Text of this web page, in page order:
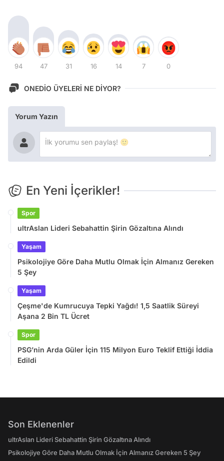
94 47 31 16 14 7 0
ONEDİO ÜYELERİ NE DİYOR?
Yorum Yazın
En Yeni İçerikler!
Spor
ultrAslan Lideri Sebahattin Şirin Gözaltına Alındı
Yaşam
Psikolojiye Göre Daha Mutlu Olmak İçin Almanız Gereken
5 Şey
Yaşam
Çeşme'de Kumrucuya Tepki Yağdı! 1,5 Saatlik Süreyi
Aşana 2 Bin TL Ücret
Spor
PSG’nin Arda Güler İçin 115 Milyon Euro Teklif Ettiği İddia
Edildi
Son Eklenenler
ultrAslan Lideri Sebahattin Şirin Gözaltına Alındı
Psikolojiye Göre Daha Mutlu Olmak İçin Almanız Gereken 5 Şey